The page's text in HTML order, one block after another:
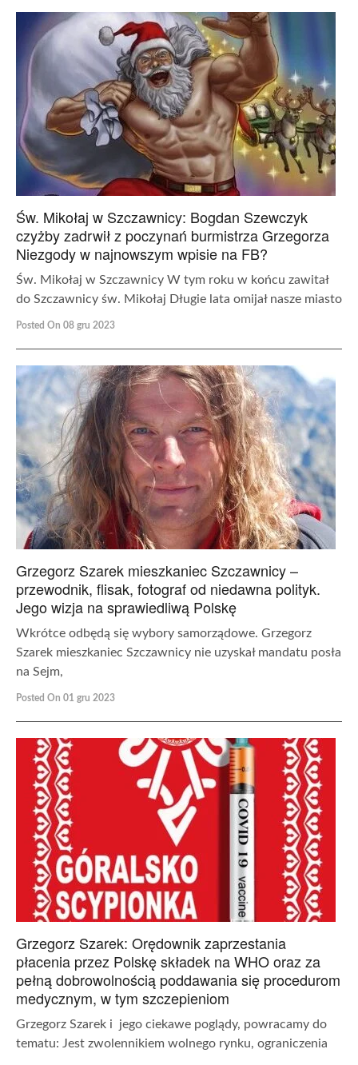
Św. Mikołaj w Szczawnicy: Bogdan Szewczyk
czyżby zadrwił z poczynań burmistrza Grzegorza
Niezgody w najnowszym wpisie na FB?
Św. Mikołaj w Szczawnicy W tym roku w końcu zawitał
do Szczawnicy św. Mikołaj Długie lata omijał nasze miasto
Posted On 08 gru 2023
Grzegorz Szarek mieszkaniec Szczawnicy –
przewodnik, flisak, fotograf od niedawna polityk.
Jego wizja na sprawiedliwą Polskę
Wkrótce odbędą się wybory samorządowe. Grzegorz
Szarek mieszkaniec Szczawnicy nie uzyskał mandatu posła
na Sejm,
Posted On 01 gru 2023
Grzegorz Szarek: Orędownik zaprzestania
płacenia przez Polskę składek na WHO oraz za
pełną dobrowolnością poddawania się procedurom
medycznym, w tym szczepieniom
Grzegorz Szarek i jego ciekawe poglądy, powracamy do
tematu: Jest zwolennikiem wolnego rynku, ograniczenia